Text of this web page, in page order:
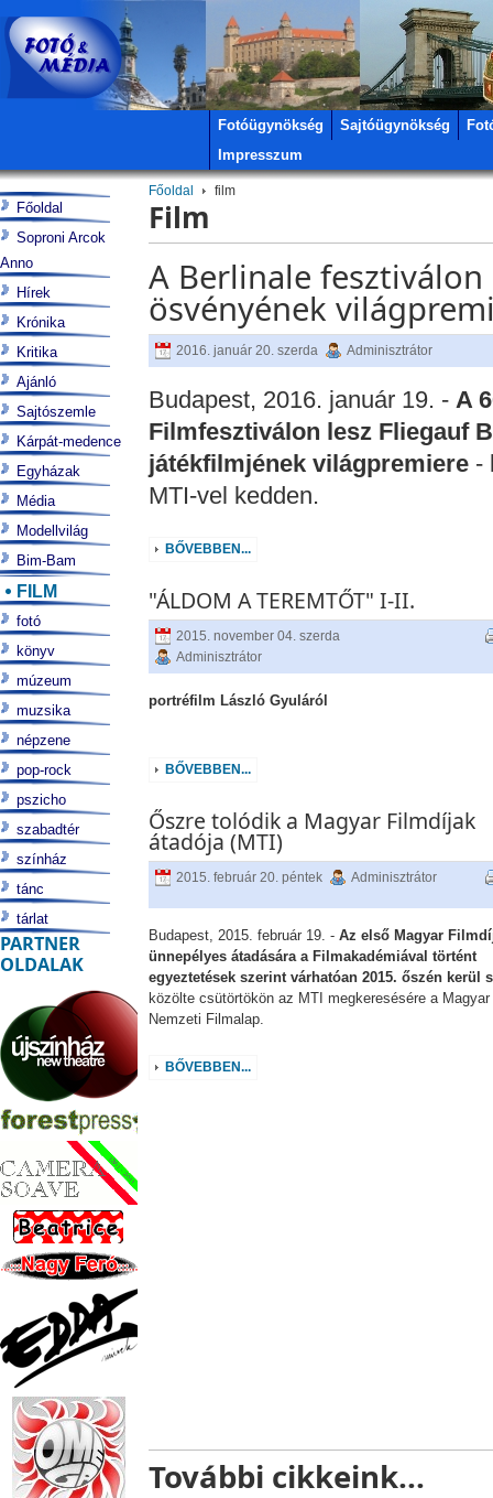
Fotóügynökség Sajtóügynökség
Impresszum
Főoldal film
Film
A Berlinale
ösvényének
2016. január 20. szerda Adminisztrátor
Budapest, 2016. január 19. - A
Filmfesztiválon lesz Fliegauf
játékfilmjének világpremiere-
MTI-vel kedden.
BŐVEBBEN...
"ÁLDOM A TEREMTŐT" I-II.
2015. november 04. szerda
Adminisztrátor
portréfilm László Gyuláról
BŐVEBBEN...
Őszre tolódik a Magyar Filmdíjak
átadója (MTI)
2015. február 20. péntek Adminisztrátor
Budapest, 2015. február 19. - Az első Magyar
ünnepélyes átadására a Filmakadémiával történt
egyeztetések szerint várhatóan 2015. őszén kerül
közölte csütörtökön az MTI megkeresésére a Magyar
Nemzeti Filmalap.
BŐVEBBEN...
További cikkeink...
Főoldal
Soproni Arcok
Anno
Hírek
Krónika
Kritika
Ajánló
Sajtószemle
Kárpát-medence
Egyházak
Média
Modellvilág
Bim-Bam
FILM
fotó
könyv
múzeum
muzsika
népzene
pop-rock
pszicho
szabadtér
színház
tánc
tárlat
PARTNER
OLDALAK